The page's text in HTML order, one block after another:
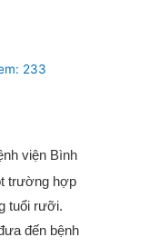
233
viện Bình
trường hợp
tuổi rưỡi.
đến bệnh